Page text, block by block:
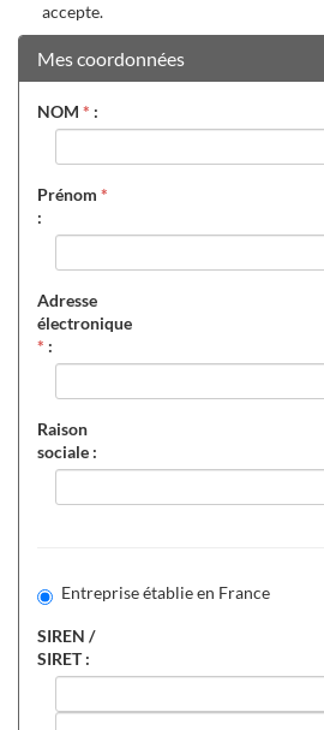
accepte.
Mes coordonnées
NOM * :
Prénom *
:
Adresse
électronique
* :
Raison
sociale :
Entreprise établie en France
SIREN /
SIRET :